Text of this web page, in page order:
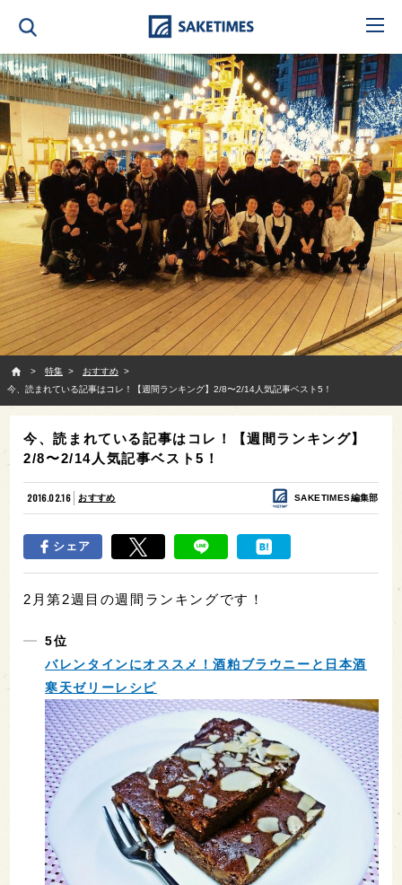
特集
おすすめ
今、読まれている記事はコレ！【週間ランキング】2/8〜2/14人気記事ベスト5！
今、読まれている記事はコレ！【週間ランキング】
2/8〜2/14人気記事ベスト5！
2016.02.16 おすすめ SAKETIMES編集部
シェア
2月第2週目の週間ランキングです！
5位
バレンタインにオススメ！酒粕ブラウニーと日本酒
寒天ゼリーレシピ